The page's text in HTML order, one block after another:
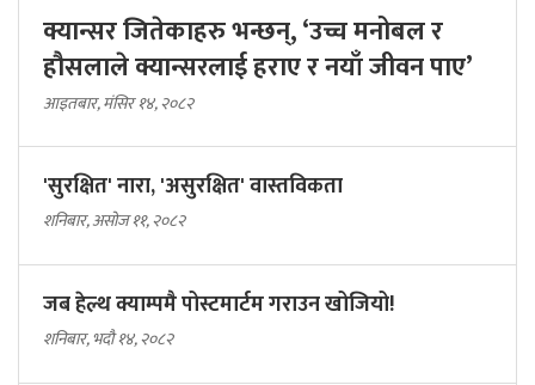
क्यान्सर जितेकाहरु भन्छन्, ‘उच्च मनोबल र
हौसलाले क्यान्सरलाई हराए र नयाँ जीवन पाए’
आइतबार, मंसिर १४, २०८२
'सुरक्षित' नारा, 'असुरक्षित' वास्तविकता
शनिबार, असोज ११, २०८२
जब हेल्थ क्याम्पमै पोस्टमार्टम गराउन खोजियो!
शनिबार, भदौ १४, २०८२